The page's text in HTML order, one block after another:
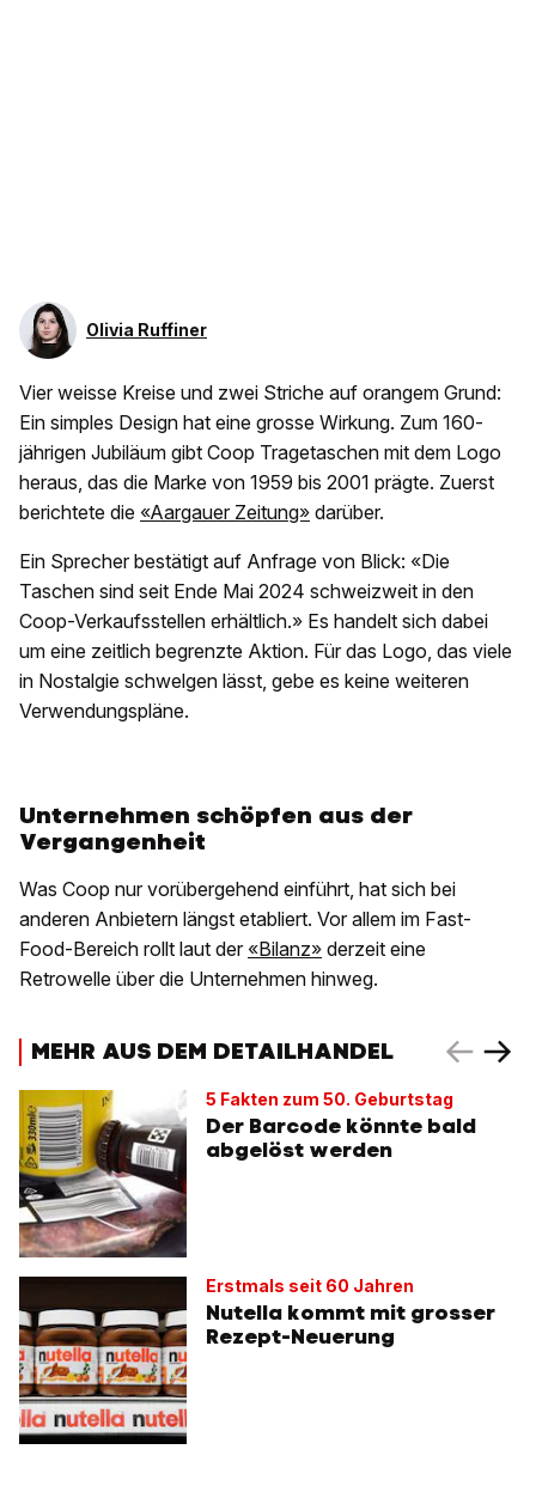
Olivia Ruffiner
Vier weisse Kreise und zwei Striche auf orangem Grund:
Ein simples Design hat eine grosse Wirkung. Zum 160-
jährigen Jubiläum gibt Coop Tragetaschen mit dem Logo
heraus, das die Marke von 1959 bis 2001 prägte. Zuerst
berichtete die «Aargauer Zeitung» darüber.
Ein Sprecher bestätigt auf Anfrage von Blick: «Die
Taschen sind seit Ende Mai 2024 schweizweit in den
Coop-Verkaufsstellen erhältlich.» Es handelt sich dabei
um eine zeitlich begrenzte Aktion. Für das Logo, das viele
in Nostalgie schwelgen lässt, gebe es keine weiteren
Verwendungspläne.
Unternehmen schöpfen aus der
Vergangenheit
Was Coop nur vorübergehend einführt, hat sich bei
anderen Anbietern längst etabliert. Vor allem im Fast-
Food-Bereich rollt laut der «Bilanz» derzeit eine
Retrowelle über die Unternehmen hinweg.
MEHR AUS DEM DETAILHANDEL
5 Fakten zum 50. Geburtstag
Der Barcode könnte bald
abgelöst werden
Erstmals seit 60 Jahren
Nutella kommt mit grosser
Rezept-Neuerung